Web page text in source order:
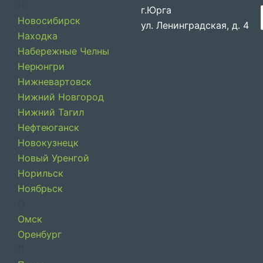
Новосибирск
Находка
Набережные Челны
Нерюнгри
Нижневартовск
Нижний Новгород
Нижний Тагил
Нефтеюганск
Новокузнецк
Новый Уренгой
Норильск
Ноябрьск
Омск
Оренбург
г.Юрга
ул. Ленинградская, д. 4